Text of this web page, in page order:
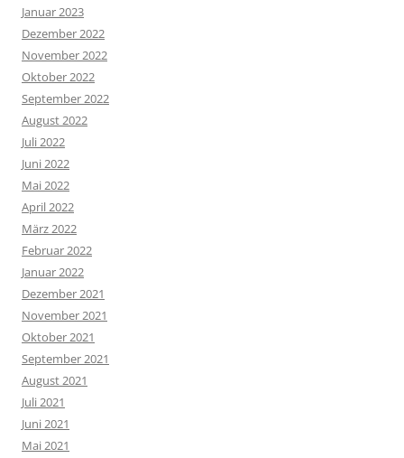
Januar 2023
Dezember 2022
November 2022
Oktober 2022
September 2022
August 2022
Juli 2022
Juni 2022
Mai 2022
April 2022
März 2022
Februar 2022
Januar 2022
Dezember 2021
November 2021
Oktober 2021
September 2021
August 2021
Juli 2021
Juni 2021
Mai 2021